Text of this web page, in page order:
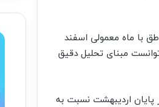
با ماه معمولی اسفند
مبنای تحلیل دقیق
اردیبهشت نسبت به